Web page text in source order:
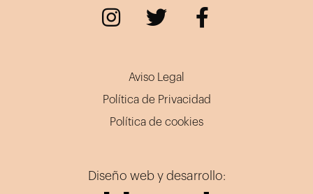
Aviso Legal
Política de Privacidad
Política de cookies
Diseño web y desarrollo: